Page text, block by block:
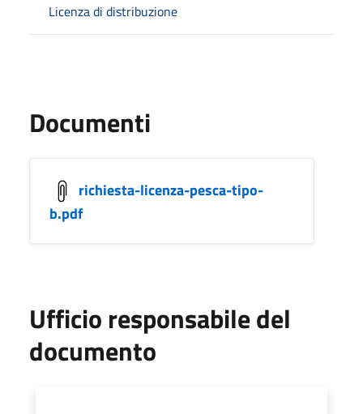
Licenza di distribuzione
Documenti
richiesta-licenza-pesca-tipo-
b.pdf
Ufficio responsabile del
documento